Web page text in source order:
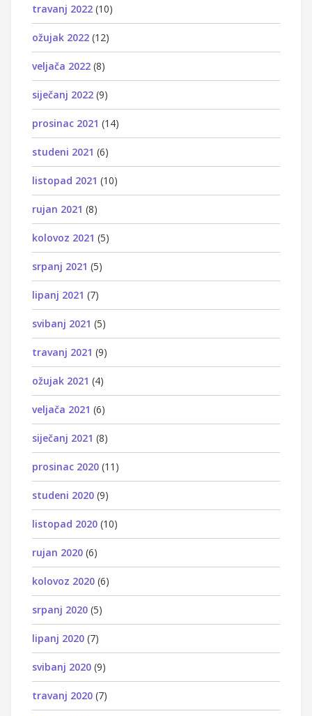
travanj 2022 (10)
ožujak 2022 (12)
veljača 2022 (8)
siječanj 2022 (9)
prosinac 2021 (14)
studeni 2021 (6)
listopad 2021 (10)
rujan 2021 (8)
kolovoz 2021 (5)
srpanj 2021 (5)
lipanj 2021 (7)
svibanj 2021 (5)
travanj 2021 (9)
ožujak 2021 (4)
veljača 2021 (6)
siječanj 2021 (8)
prosinac 2020 (11)
studeni 2020 (9)
listopad 2020 (10)
rujan 2020 (6)
kolovoz 2020 (6)
srpanj 2020 (5)
lipanj 2020 (7)
svibanj 2020 (9)
travanj 2020 (7)